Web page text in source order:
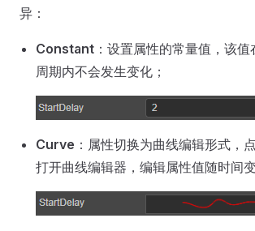
异：
Constant ：设置属性的常量值，该
周期内不会发生变化；
Curve ：属性切换为曲线编辑形式，
打开曲线编辑器，编辑属性值随时间